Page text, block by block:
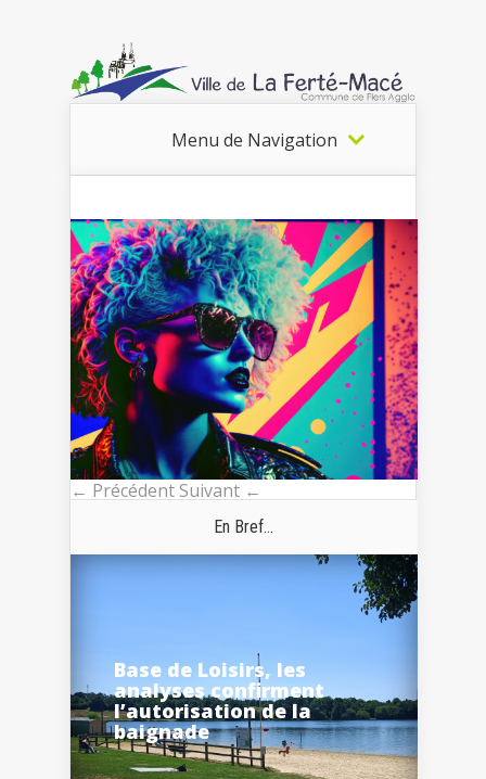
Menu de Navigation
← Précédent Suivant ←
En Bref...
Base de Loisirs, les
analyses confirment
l’autorisation de la
baignade